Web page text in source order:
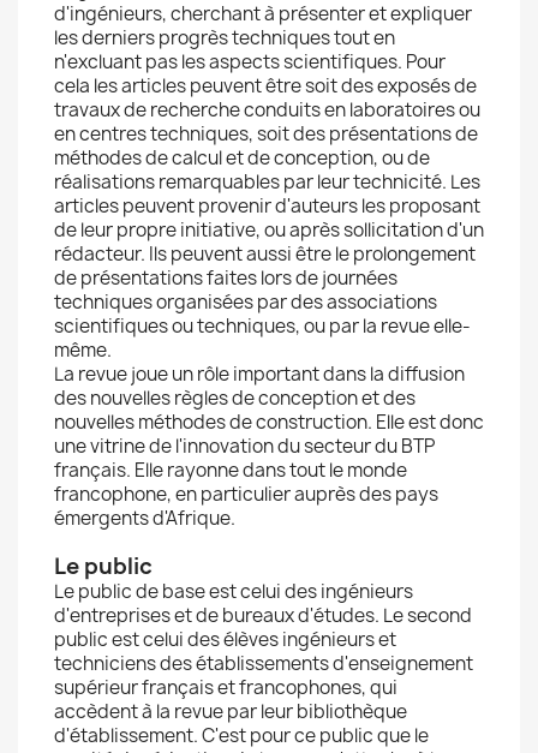
d'ingénieurs, cherchant à présenter et expliquer
les derniers progrès techniques tout en
n'excluant pas les aspects scientifiques. Pour
cela les articles peuvent être soit des exposés de
travaux de recherche conduits en laboratoires ou
en centres techniques, soit des présentations de
méthodes de calcul et de conception, ou de
réalisations remarquables par leur technicité. Les
articles peuvent provenir d'auteurs les proposant
de leur propre initiative, ou après sollicitation d'un
rédacteur. Ils peuvent aussi être le prolongement
de présentations faites lors de journées
techniques organisées par des associations
scientifiques ou techniques, ou par la revue elle-
même.
La revue joue un rôle important dans la diffusion
des nouvelles règles de conception et des
nouvelles méthodes de construction. Elle est donc
une vitrine de l'innovation du secteur du BTP
français. Elle rayonne dans tout le monde
francophone, en particulier auprès des pays
émergents d'Afrique.
Le public
Le public de base est celui des ingénieurs
d'entreprises et de bureaux d'études. Le second
public est celui des élèves ingénieurs et
techniciens des établissements d'enseignement
supérieur français et francophones, qui
accèdent à la revue par leur bibliothèque
d'établissement. C'est pour ce public que le